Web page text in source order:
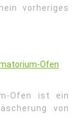
vorheriges
Ofen
Ofen ist ein
von